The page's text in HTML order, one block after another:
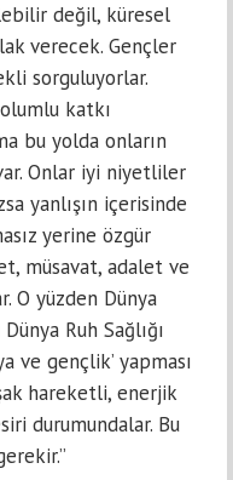
değil, küresel
verecek. Gençler
sorguluyorlar.
katkı
bu yolda onların
Onlar iyi niyetliler
yanlışın içerisinde
yerine özgür
müsavat, adalet ve
O yüzden Dünya
Ruh Sağlığı
ve gençlik’ yapması
hareketli, enerjik
durumundalar. Bu